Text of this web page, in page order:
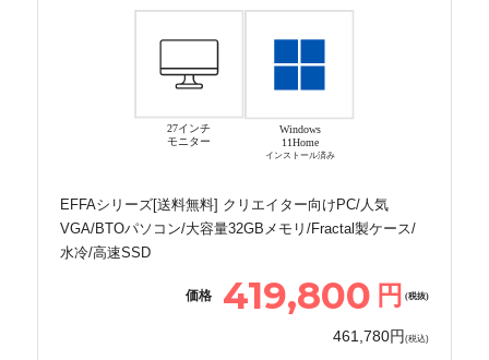
27インチ
モニター
Windows
11Home
インストール済み
EFFAシリーズ[送料無料] クリエイター向けPC/人気
VGA/BTOパソコン/大容量32GBメモリ/Fractal製ケース/
水冷/高速SSD
価格 419,800 円 (税抜)
461,780円 (税込)